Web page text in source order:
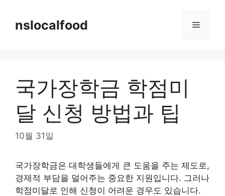
contentnslocalfood Menu
국가장학금 학점미
달 신청 방법과 팁
10월 31일
국가장학금은 대학생들에게 큰 도움을 주는 제도로,
경제적 부담을 덜어주는 중요한 지원입니다. 그러나
학점미달로 인해 신청이 어려운 경우도 있습니다.